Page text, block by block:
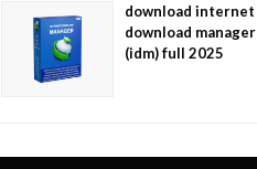
download internet
download manager
(idm) full 2025